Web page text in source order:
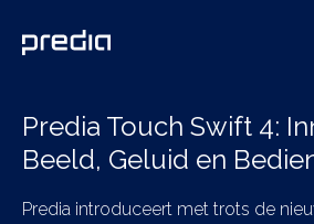
Predia Touch Swift 4:
Beeld, Geluid en
Predia introduceert met trots de